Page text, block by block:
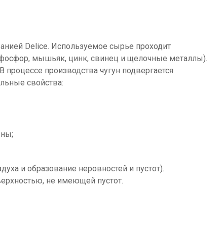
Delice. Используемое сырье проходит
фосфор, мышьяк, цинк, свинец и щелочные металлы).
производства чугун подвергается
свойства:
и образование неровностей и пустот).
не имеющей пустот.